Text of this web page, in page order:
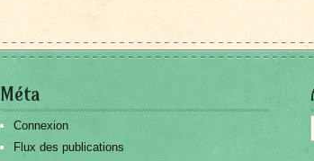
Méta
Connexion
Flux des publications